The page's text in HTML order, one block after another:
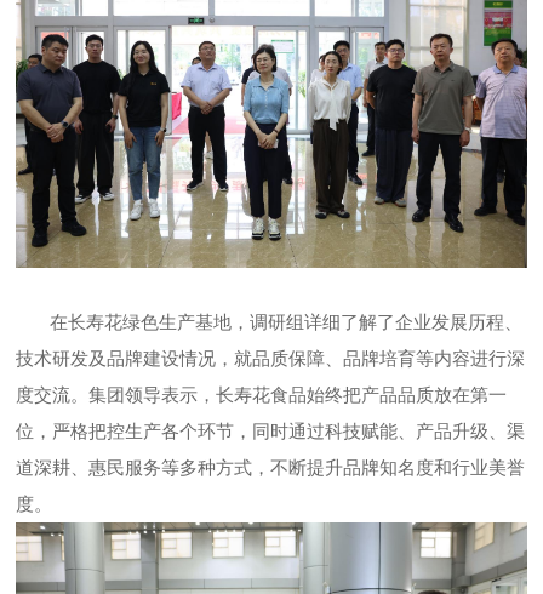
在长寿花绿色生产基地，调研组详细了解了企业发展历程、
技术研发及品牌建设情况，就品质保障、品牌培育等内容进行深
度交流。集团领导表示，长寿花食品始终把产品品质放在第一
位，严格把控生产各个环节，同时通过科技赋能、产品升级、渠
道深耕、惠民服务等多种方式，不断提升品牌知名度和行业美誉
度。